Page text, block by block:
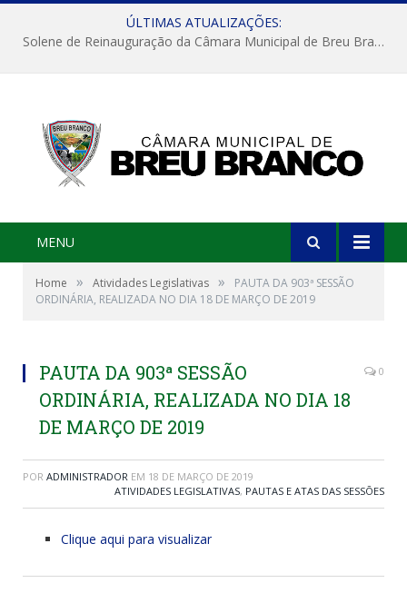
ÚLTIMAS ATUALIZAÇÕES:
Solene de Reinauguração da Câmara Municipal de Breu Branco
MENU
Home » Atividades Legislativas »
PAUTA DA 903ª SESSÃO
ORDINÁRIA, REALIZADA NO DIA 18 DE MARÇO DE 2019
PAUTA DA 903ª SESSÃO
ORDINÁRIA, REALIZADA NO DIA 18
DE MARÇO DE 2019
0
POR ADMINISTRADOR EM 18 DE MARÇO DE 2019
ATIVIDADES LEGISLATIVAS, PAUTAS E ATAS DAS SESSÕES
Clique aqui para visualizar